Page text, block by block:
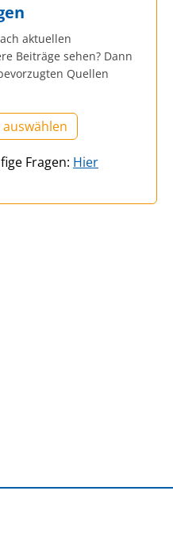
aktuellen
Beiträge sehen? Dann
Quellen
Fragen: Hier